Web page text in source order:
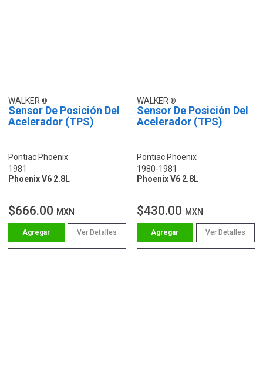
WALKER
Sensor De Posición Del
Acelerador (TPS)
Pontiac Phoenix
1981
Phoenix V6 2.8L
$666.00 MXN
Ver Detalles
WALKER
Sensor De Posición Del
Acelerador (TPS)
Pontiac Phoenix
1980-1981
Phoenix V6 2.8L
$430.00 MXN
Ver Detalles